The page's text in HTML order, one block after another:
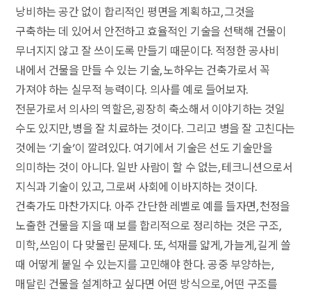
낭비하는 공간 없이 합리적인 평면을 계획하고, 그것을
구축하는 데 있어서 안전하고 효율적인 기술을 선택해 건물이
무너지지 않고 잘 쓰이도록 만들기 때문이다. 적정한 공사비
내에서 건물을 만들 수 있는 기술, 노하우는 건축가로서 꼭
가져야 하는 실무적 능력이다. 의사를 예로 들어보자.
전문가로서 의사의 역할은, 굉장히 축소해서 이야기하는 것일
수도 있지만, 병을 잘 치료하는 것이다. 그리고 병을 잘 고친다는
것에는 ‘기술’이 깔려있다. 여기에서 기술은 선도 기술만을
의미하는 것이 아니다. 일반 사람이 할 수 없는, 테크니션으로서
지식과 기술이 있고, 그로써 사회에 이바지하는 것이다.
건축가도 마찬가지다. 아주 간단한 레벨로 예를 들자면, 천정을
노출한 건물을 지을 때 보를 합리적으로 정리하는 것은 구조,
미학, 쓰임이 다 맞물린 문제다. 또, 석재를 얇게, 가늘게, 길게 쓸
때 어떻게 붙일 수 있는지를 고민해야 한다. 공중 부양하는,
매달린 건물을 설계하고 싶다면 어떤 방식으로, 어떤 구조를